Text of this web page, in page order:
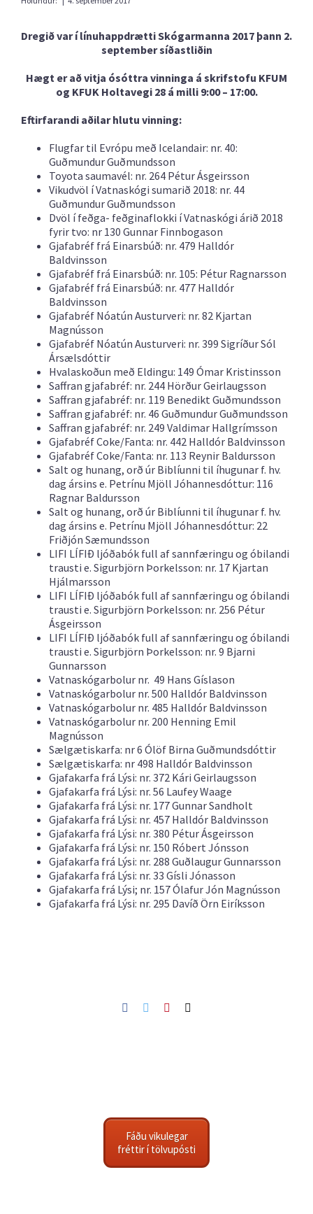
Dregið var í línuhappdrætti Skógarmanna 2017 þann 2.
september síðastliðin
Hægt er að vitja ósóttra vinninga á skrifstofu KFUM
og KFUK Holtavegi 28 á milli 9:00 – 17:00.
Eftirfarandi aðilar hlutu vinning:
Flugfar til Evrópu með Icelandair: nr. 40:
Guðmundur Guðmundsson
Toyota saumavél: nr. 264 Pétur Ásgeirsson
Vikudvöl í Vatnaskógi sumarið 2018: nr. 44
Guðmundur Guðmundsson
Dvöl í feðga- feðginaflokki í Vatnaskógi árið 2018
fyrir tvo: nr 130 Gunnar Finnbogason
Gjafabréf frá Einarsbúð: nr. 479 Halldór
Baldvinsson
Gjafabréf frá Einarsbúð: nr. 105: Pétur Ragnarsson
Gjafabréf frá Einarsbúð: nr. 477 Halldór
Baldvinsson
Gjafabréf Nóatún Austurveri: nr. 82 Kjartan
Magnússon
Gjafabréf Nóatún Austurveri: nr. 399 Sigríður Sól
Ársælsdóttir
Hvalaskoðun með Eldingu: 149 Ómar Kristinsson
Saffran gjafabréf: nr. 244 Hörður Geirlaugsson
Saffran gjafabréf: nr. 119 Benedikt Guðmundsson
Saffran gjafabréf: nr. 46 Guðmundur Guðmundsson
Saffran gjafabréf: nr. 249 Valdimar Hallgrímsson
Gjafabréf Coke/Fanta: nr. 442 Halldór Baldvinsson
Gjafabréf Coke/Fanta: nr. 113 Reynir Baldursson
Salt og hunang, orð úr Biblíunni til íhugunar f. hv.
dag ársins e. Petrínu Mjöll Jóhannesdóttur: 116
Ragnar Baldursson
Salt og hunang, orð úr Biblíunni til íhugunar f. hv.
dag ársins e. Petrínu Mjöll Jóhannesdóttur: 22
Friðjón Sæmundsson
LIFI LÍFIÐ ljóðabók full af sannfæringu og óbilandi
trausti e. Sigurbjörn Þorkelsson: nr. 17 Kjartan
Hjálmarsson
LIFI LÍFIÐ ljóðabók full af sannfæringu og óbilandi
trausti e. Sigurbjörn Þorkelsson: nr. 256 Pétur
Ásgeirsson
LIFI LÍFIÐ ljóðabók full af sannfæringu og óbilandi
trausti e. Sigurbjörn Þorkelsson: nr. 9 Bjarni
Gunnarsson
Vatnaskógarbolur nr. 49 Hans Gíslason
Vatnaskógarbolur nr. 500 Halldór Baldvinsson
Vatnaskógarbolur nr. 485 Halldór Baldvinsson
Vatnaskógarbolur nr. 200 Henning Emil
Magnússon
Sælgætiskarfa: nr 6 Ólöf Birna Guðmundsdóttir
Sælgætiskarfa: nr 498 Halldór Baldvinsson
Gjafakarfa frá Lýsi: nr. 372 Kári Geirlaugsson
Gjafakarfa frá Lýsi: nr. 56 Laufey Waage
Gjafakarfa frá Lýsi: nr. 177 Gunnar Sandholt
Gjafakarfa frá Lýsi: nr. 457 Halldór Baldvinsson
Gjafakarfa frá Lýsi: nr. 380 Pétur Ásgeirsson
Gjafakarfa frá Lýsi: nr. 150 Róbert Jónsson
Gjafakarfa frá Lýsi: nr. 288 Guðlaugur Gunnarsson
Gjafakarfa frá Lýsi: nr. 33 Gísli Jónasson
Gjafakarfa frá Lýsi; nr. 157 Ólafur Jón Magnússon
Gjafakarfa frá Lýsi: nr. 295 Davíð Örn Eiríksson
Facebook
TwitterPinterest
Fáðu vikulegar
fréttir í tölvupósti